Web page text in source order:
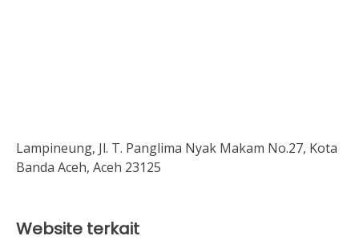
Lampineung, Jl. T. Panglima Nyak Makam No.27, Kota
Banda Aceh, Aceh 23125
Website terkait